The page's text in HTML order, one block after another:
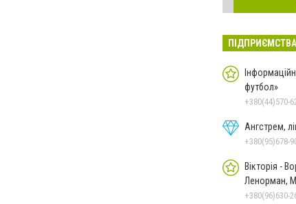
футбол»
+380(44)570-
Ангстрем,
+380(95)678-
Вікторія -
Ленорман,
+380(96)630-